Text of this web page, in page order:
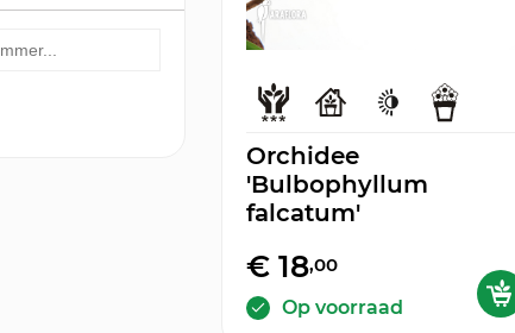
Orchidee
'Bulbophyllum
falcatum'
€ 18,00
Op voorraad